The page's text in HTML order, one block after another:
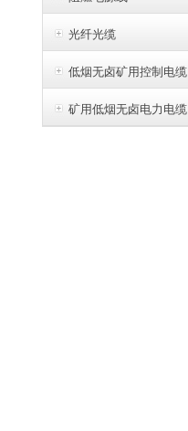
光纤光缆
低烟无卤矿用控制电缆
矿用低烟无卤电力电缆